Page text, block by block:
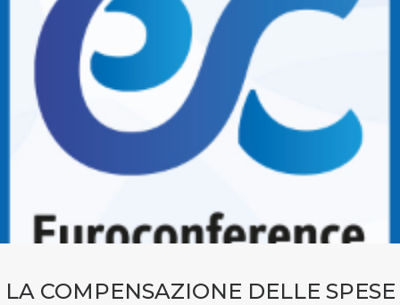
TRIBUTARIO E PENALE TRIBUTARIO
GESTIONE E PROTEZIONE DEL PATRIMONIO
SOCIETARIO E CONTRATTUALISTICA
COMMERCIO INTERNAZIONALE
BANCARIO E FINANZIARIO
NEWS ED EVENTI
LA COMPENSAZIONE DELLE SPESE